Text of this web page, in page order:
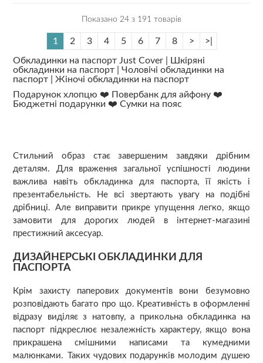
Показано 24 з 191 товарів
1 2 3 4 5 6 7 8 > >|
Обкладинки на паспорт Just Cover | Шкіряні
обкладинки на паспорт |Чоловічі обкладинки на
паспорт |Жіночі обкладинки на паспорт
Подарунок хлопцю ❤️ Повербанк для айфону ❤️
Бюджетні подарунки ❤️Сумки на пояс
Стильний образ стає завершеним завдяки дрібним
деталям. Для враження загальної успішності людини
важлива навіть обкладинка для паспорта, її якість і
презентабельність. Не всі звертають увагу на подібні
дрібниці. Але виправити прикре упущення легко, якщо
замовити для дорогих людей в інтернет-магазині
престижний аксесуар.
ДИЗАЙНЕРСЬКІ ОБКЛАДИНКИ ДЛЯ
ПАСПОРТА
Крім захисту паперових документів вони безумовно
розповідають багато про що. Креативність в оформленні
відразу виділяє з натовпу, а прикольна обкладинка на
паспорт підкреслює незалежність характеру, якщо вона
прикрашена смішними написами та кумедними
малюнками. Таких чудових подарунків молодим душею